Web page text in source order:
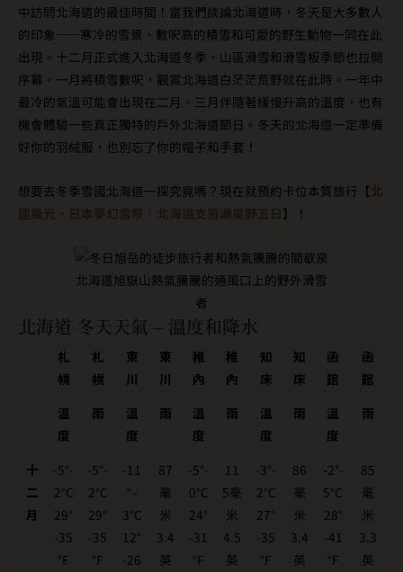
中訪問北海道的最佳時間！當我們談論北海道時，冬天是大多數人
的印象——寒冷的雪景、數呎高的積雪和可愛的野生動物一同在此
出現。十二月正式進入北海道冬季，山區滑雪和滑雪板季節也拉開
序幕。一月將積雪數呎，觀賞北海道白茫茫荒野就在此時。一年中
最冷的氣溫可能會出現在二月。三月伴隨著緩慢升高的溫度，也有
機會體驗一些真正獨特的戶外北海道節日。冬天的北海道一定準備
好你的羽絨服，也別忘了你的帽子和手套！
想要去冬季雪國北海道一探究竟嗎？現在就預約卡位本質旅行【北
國風光．日本夢幻雪祭｜北海道支笏湖星野五日 】！
北海道旭嶽山熱氣騰騰的通風口上的野外滑雪
者
北海道 冬天天氣 – 溫度和降水
札
幌
札
幌
東
川
東
川
稚
內
稚
內
知
床
知
床
函
館
函
館
溫
度
雨
溫
度
雨
溫
度
雨
溫
度
雨
溫
度
雨
十
二
月
-5°-
2°C
29°
-35
°F
-5°-
2°C
29°
-35
°F
-11
°–
3°C
12°
-26
87
毫
米
3.4
英
-5°-
0°C
24°
-31
°F
11
5毫
米
4.5
英
-3°-
2°C
27°
-35
°F
86
毫
米
3.4
英
-2°-
5°C
28°
-41
°F
85
毫
米
3.3
英